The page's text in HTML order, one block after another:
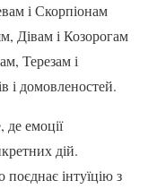
і Скорпіонам
Дівам і Козорогам
Терезам і
і домовленостей.
емоції
дій.
інтуїцію з